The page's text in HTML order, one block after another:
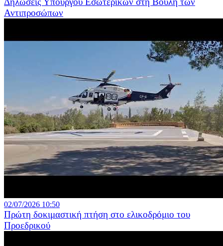
Αντιπροσώπων
02/07/2026 10:50
Πρώτη δοκιμαστική πτήση στο ελικοδρόμιο του
Προεδρικού